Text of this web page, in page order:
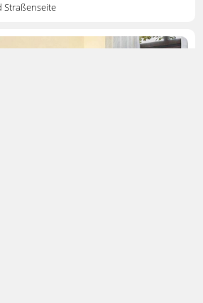
Straßenseite